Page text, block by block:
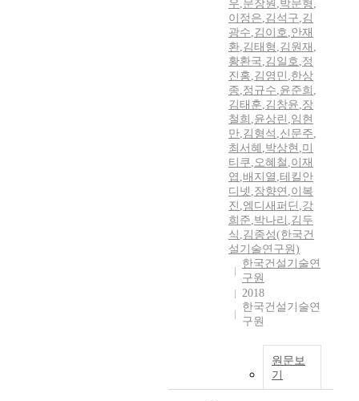
우,문장원 ,박문형 ,
이정은,김석구,김
광수,김이호,안재
환,김태형 ,김원재 ,
황환국,김일호,정
진홍,김영민 ,한상
종,정규수,윤준희 ,
김태훈,김창윤,장
철희 ,윤상린 ,임현
만,김형석 ,신문주,
최서혜 ,박상현 ,미
티쿠,오혜철 ,이재
엽 ,배지열 ,테킬안
디넷 ,장향연 ,이복
진 ,엠디새퍼딘 ,강
희준,박나리 ,김두
식 ,김종성(한국건
설기술연구원)
한국건설기술연
구원
2018
한국건설기술연
구원
원문보
기